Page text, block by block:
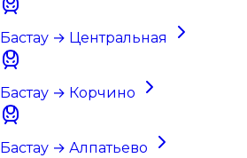
Бастау → Центральная
Бастау → Корчино
Бастау → Алпатьево